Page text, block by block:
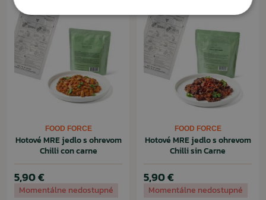
FOOD FORCE
Hotové MRE jedlo s ohrevom
Chilli con carne
5,90 €
Momentálne nedostupné
FOOD FORCE
Hotové MRE jedlo s ohrevom
Chilli sin Carne
5,90 €
Momentálne nedostupné